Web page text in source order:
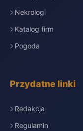
Nekrologi
Katalog firm
Pogoda
Przydatne linki
Redakcja
Regulamin